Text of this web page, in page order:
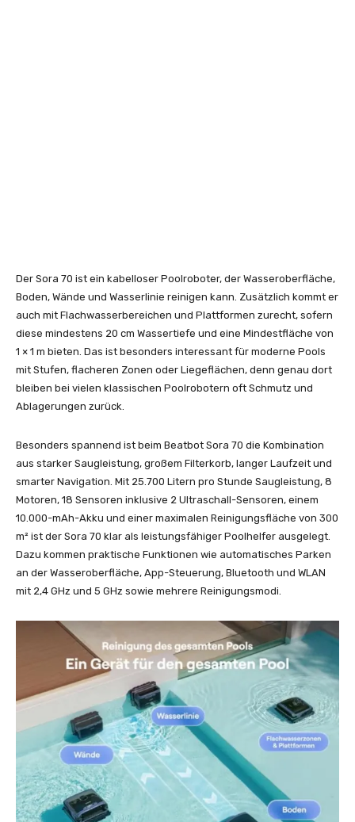
Der Sora 70 ist ein kabelloser Poolroboter, der Wasseroberfläche,
Boden, Wände und Wasserlinie reinigen kann. Zusätzlich kommt er
auch mit Flachwasserbereichen und Plattformen zurecht, sofern
diese mindestens 20 cm Wassertiefe und eine Mindestfläche von
1 × 1 m bieten. Das ist besonders interessant für moderne Pools
mit Stufen, flacheren Zonen oder Liegeflächen, denn genau dort
bleiben bei vielen klassischen Poolrobotern oft Schmutz und
Ablagerungen zurück.
Besonders spannend ist beim Beatbot Sora 70 die Kombination
aus starker Saugleistung, großem Filterkorb, langer Laufzeit und
smarter Navigation. Mit 25.700 Litern pro Stunde Saugleistung, 8
Motoren, 18 Sensoren inklusive 2 Ultraschall-Sensoren, einem
10.000-mAh-Akku und einer maximalen Reinigungsfläche von 300
m² ist der Sora 70 klar als leistungsfähiger Poolhelfer ausgelegt.
Dazu kommen praktische Funktionen wie automatisches Parken
an der Wasseroberfläche, App-Steuerung, Bluetooth und WLAN
mit 2,4 GHz und 5 GHz sowie mehrere Reinigungsmodi.